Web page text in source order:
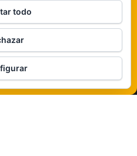
manera
hay aquí
cookies
|Tema:Envo Magazine
todo